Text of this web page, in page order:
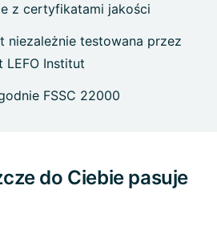
z certyfikatami jakości
niezależnie testowana przez
LEFO Institut
FSSC 22000
do Ciebie pasuje